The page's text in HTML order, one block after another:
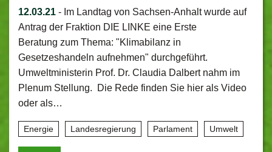
12.03.21 - Im Landtag von Sachsen-Anhalt wurde auf
Antrag der Fraktion DIE LINKE eine Erste
Beratung zum Thema: "Klimabilanz in
Gesetzeshandeln aufnehmen" durchgeführt.
Umweltministerin Prof. Dr. Claudia Dalbert nahm im
Plenum Stellung. Die Rede finden Sie hier als Video
oder als…
Energie Landesregierung Parlament Umwelt